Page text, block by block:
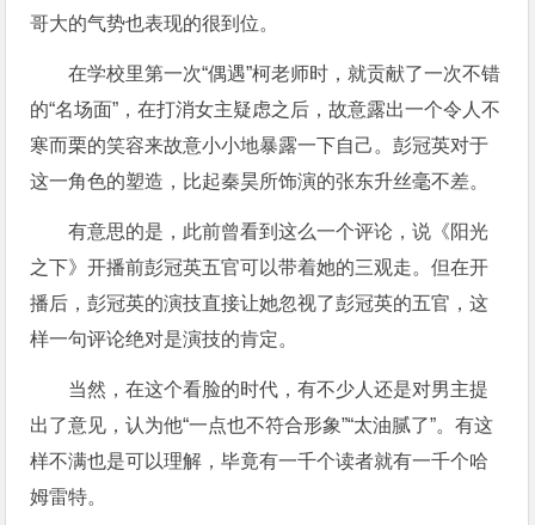
哥大的气势也表现的很到位。
在学校里第一次“偶遇”柯老师时，就贡献了一次不错
的“名场面”，在打消女主疑虑之后，故意露出一个令人不
寒而栗的笑容来故意小小地暴露一下自己。彭冠英对于
这一角色的塑造，比起秦昊所饰演的张东升丝毫不差。
有意思的是，此前曾看到这么一个评论，说《阳光
之下》开播前彭冠英五官可以带着她的三观走。但在开
播后，彭冠英的演技直接让她忽视了彭冠英的五官，这
样一句评论绝对是演技的肯定。
当然，在这个看脸的时代，有不少人还是对男主提
出了意见，认为他“一点也不符合形象”“太油腻了”。有这
样不满也是可以理解，毕竟有一千个读者就有一千个哈
姆雷特。